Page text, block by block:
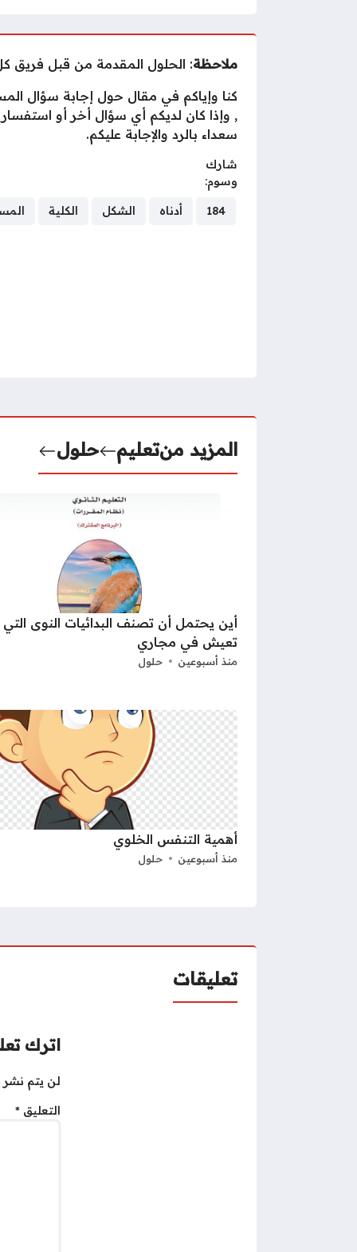
ملاحظة: الحلول المقدمة من قبل فريق
كنا وإياكم في مقال حول إجابة سؤال
, وإذا كان لديكم أي سؤال أخر أو
سعداء بالرد والإجابة عليكم.
شارك
وسوم:
184 أدناه الشكل الكلية
المزيد منتعليم حلول
أين يحتمل أن تصنف البدائيات النوى التي
تعيش في مجاري
منذ أسبوعين حلول
أهمية التنفس الخلوي
منذ أسبوعين حلول
تعليقات
اترك
لن يتم نشر
التعليق *